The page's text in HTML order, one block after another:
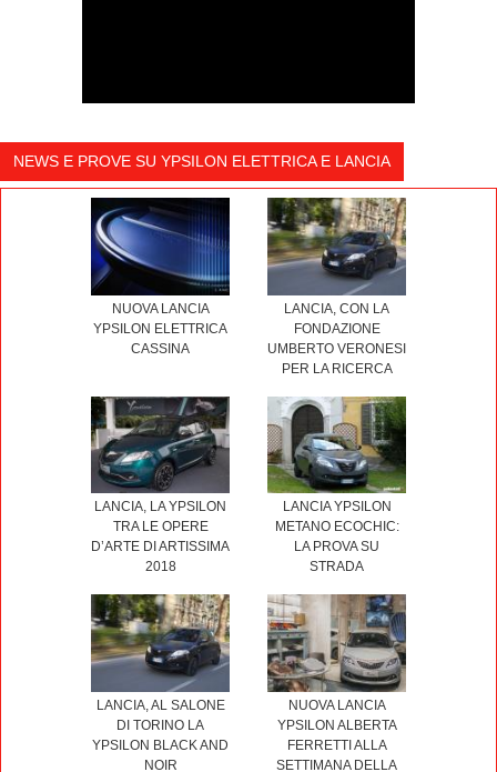
NEWS E PROVE SU YPSILON ELETTRICA E LANCIA
NUOVA LANCIA
YPSILON ELETTRICA
CASSINA
LANCIA, CON LA
FONDAZIONE
UMBERTO VERONESI
PER LA RICERCA
LANCIA, LA YPSILON
TRA LE OPERE
D’ARTE DI ARTISSIMA
2018
LANCIA YPSILON
METANO ECOCHIC:
LA PROVA SU
STRADA
LANCIA, AL SALONE
DI TORINO LA
YPSILON BLACK AND
NOIR
NUOVA LANCIA
YPSILON ALBERTA
FERRETTI ALLA
SETTIMANA DELLA